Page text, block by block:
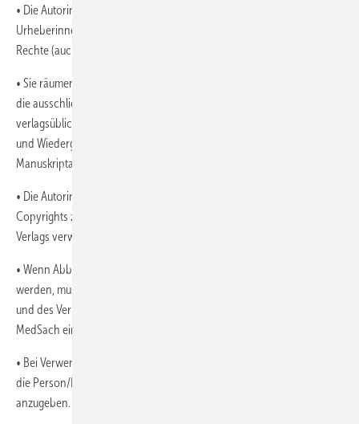
• Die Autorinnen und Autoren stehen dafür ein, dass sie die
Urheberinnen/Urheber an dem Beitrag sind und über sämtliche
Rechte (auch Bild- und Markenrechte) hieran verfügen können.
• Sie räumen dem Verlag für die Dauer der gesetzlichen Schutzfristen
die ausschließlichen, räumlich und inhaltlich unbeschränkten
verlagsüblichen Rechte der Speicherung, Vervielfältigung, Verbreitung
und Wiedergabe (print und online) ein; auch für zum Zeitpunkt der
Manuskriptannahme noch unbekannte Nutzungsarten.
• Die Autorinnen und Autoren stimmen der Übertragung des
Copyrights zu und werden den Beitrag nicht ohne Genehmigung des
Verlags verwenden oder seinen Gebrauch autorisieren.
• Wenn Abbildungen oder Tabellen aus anderen Quellen verwenden
werden, muss eine schriftliche Erklärung der Autorinnen und Autoren
und des Verlages vorliegen, dass diese mit der Veröffentlichung in
MedSach einverstanden sind.
• Bei Verwendung von Fotos ist die Urheberin/der Urheber und /oder
die Person/Institution, die die Rechte an dem Foto erworben hat,
anzugeben.